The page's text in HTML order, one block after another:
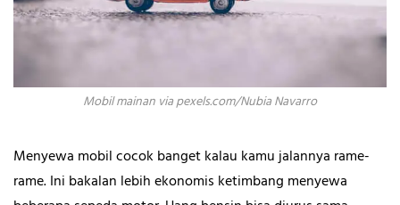
Mobil mainan via pexels.com/Nubia Navarro
Menyewa mobil cocok banget kalau kamu jalannya rame-
rame. Ini bakalan lebih ekonomis ketimbang menyewa